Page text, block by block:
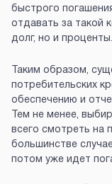
быстрого
отдавать за такой
долг, но и проценты.
Таким образом,
потребительских
обеспечению и
Тем не менее,
всего смотреть на
большинстве
потом уже идет